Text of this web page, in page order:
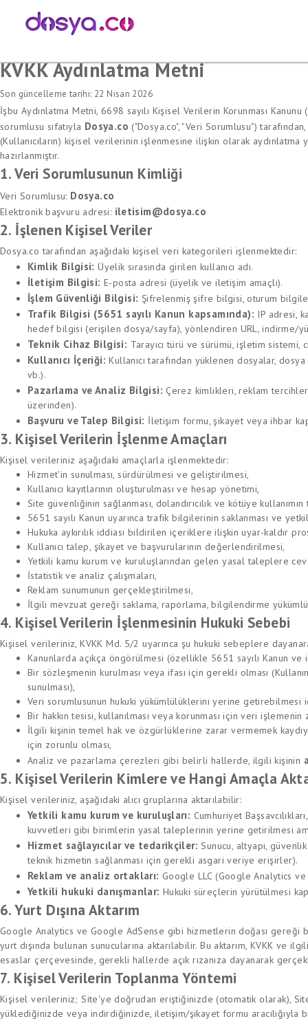
KVKK Aydınlatma Metni
Son güncelleme tarihi: 22 Nisan 2026
İşbu Aydınlatma Metni, 6698 sayılı Kişisel Verilerin Korunması
sorumlusu sıfatıyla Dosya.co ("Dosya.co", "Veri Sorumlusu")
(Kullanıcıların) kişisel verilerinin işlenmesine ilişkin olarak
hazırlanmıştır.
1. Veri Sorumlusunun Kimliği
Veri Sorumlusu: Dosya.co
Elektronik başvuru adresi: iletisim@dosya.co
2. İşlenen Kişisel Veriler
Dosya.co tarafından aşağıdaki kişisel veri kategorileri işlenmektedir:
Kimlik Bilgisi: Üyelik sırasında girilen kullanıcı adı.
İletişim Bilgisi: E-posta adresi (üyelik ve iletişim amaçlı).
İşlem Güvenliği Bilgisi: Şifrelenmiş şifre bilgisi, oturum
Trafik Bilgisi (5651 sayılı Kanun kapsamında): IP adresi,
hedef bilgisi (erişilen dosya/sayfa), yönlendiren URL, indirme/
Teknik Cihaz Bilgisi: Tarayıcı türü ve sürümü, işletim sistemi,
Kullanıcı İçeriği: Kullanıcı tarafından yüklenen dosyalar,
vb.).
Pazarlama ve Analiz Bilgisi: Çerez kimlikleri, reklam
üzerinden).
Başvuru ve Talep Bilgisi: İletişim formu, şikayet veya ihbar
3. Kişisel Verilerin İşlenme Amaçları
Kişisel verileriniz aşağıdaki amaçlarla işlenmektedir:
Hizmet'in sunulması, sürdürülmesi ve geliştirilmesi,
Kullanıcı kayıtlarının oluşturulması ve hesap yönetimi,
Site güvenliğinin sağlanması, dolandırıcılık ve kötüye
5651 sayılı Kanun uyarınca trafik bilgilerinin saklanması ve
Hukuka aykırılık iddiası bildirilen içeriklere ilişkin uyar-kaldır
Kullanıcı talep, şikayet ve başvurularının değerlendirilmesi,
Yetkili kamu kurum ve kuruluşlarından gelen yasal taleplere
İstatistik ve analiz çalışmaları,
Reklam sunumunun gerçekleştirilmesi,
İlgili mevzuat gereği saklama, raporlama, bilgilendirme
4. Kişisel Verilerin İşlenmesinin Hukuki Sebebi
Kişisel verileriniz, KVKK Md. 5/2 uyarınca şu hukuki sebeplere
Kanunlarda açıkça öngörülmesi (özellikle 5651 sayılı Kanun
Bir sözleşmenin kurulması veya ifası için gerekli olması
sunulması),
Veri sorumlusunun hukuki yükümlülüklerini yerine getirebilmesi
Bir hakkın tesisi, kullanılması veya korunması için veri işlemenin
İlgili kişinin temel hak ve özgürlüklerine zarar vermemek
için zorunlu olması,
Analiz ve pazarlama çerezleri gibi belirli hallerde, ilgili kişinin
5. Kişisel Verilerin Kimlere ve Hangi Amaçla
Kişisel verileriniz, aşağıdaki alıcı gruplarına aktarılabilir:
Yetkili kamu kurum ve kuruluşları: Cumhuriyet
kuvvetleri gibi birimlerin yasal taleplerinin yerine getirilmesi
Hizmet sağlayıcılar ve tedarikçiler: Sunucu, altyapı,
teknik hizmetin sağlanması için gerekli asgari veriye erişirler).
Reklam ve analiz ortakları: Google LLC (Google Analytics
Yetkili hukuki danışmanlar: Hukuki süreçlerin yürütülmesi
6. Yurt Dışına Aktarım
Google Analytics ve Google AdSense gibi hizmetlerin doğası gereği
yurt dışında bulunan sunucularına aktarılabilir. Bu aktarım, KVKK ve
esaslar çerçevesinde, gerekli hallerde açık rızanıza dayanarak
7. Kişisel Verilerin Toplanma Yöntemi
Kişisel verileriniz; Site'ye doğrudan eriştiğinizde (otomatik olarak),
yüklediğinizde veya indirdiğinizde, iletişim/şikayet formu